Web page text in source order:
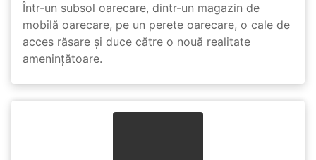
Într-un subsol oarecare, dintr-un magazin de
mobilă oarecare, pe un perete oarecare, o cale de
acces răsare și duce către o nouă realitate
amenințătoare.